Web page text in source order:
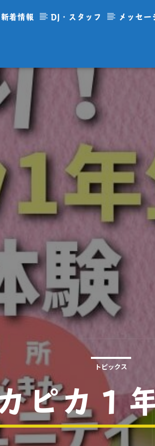
新着情報 DJ・スタッフ メッセー
トピックス
ピカ１